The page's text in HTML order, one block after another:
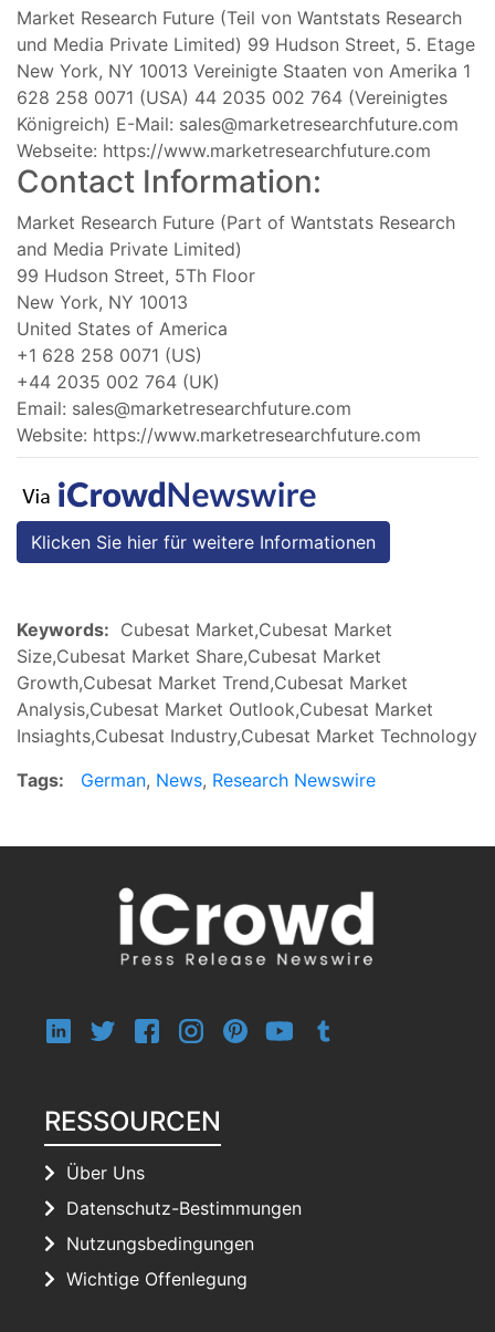
Market Research Future (Teil von Wantstats Research
und Media Private Limited) 99 Hudson Street, 5. Etage
New York, NY 10013 Vereinigte Staaten von Amerika 1
628 258 0071 (USA) 44 2035 002 764 (Vereinigtes
Königreich) E-Mail: sales@marketresearchfuture.com
Webseite: https://www.marketresearchfuture.com
Contact Information:
Market Research Future (Part of Wantstats Research
and Media Private Limited)
99 Hudson Street, 5Th Floor
New York, NY 10013
United States of America
+1 628 258 0071 (US)
+44 2035 002 764 (UK)
Email: sales@marketresearchfuture.com
Website: https://www.marketresearchfuture.com
Klicken Sie hier für weitere Informationen
Keywords: Cubesat Market,Cubesat Market
Size,Cubesat Market Share,Cubesat Market
Growth,Cubesat Market Trend,Cubesat Market
Analysis,Cubesat Market Outlook,Cubesat Market
Insiaghts,Cubesat Industry,Cubesat Market Technology
Tags:
German, News, Research Newswire
RESSOURCEN
Über Uns
Datenschutz-Bestimmungen
Nutzungsbedingungen
Wichtige Offenlegung